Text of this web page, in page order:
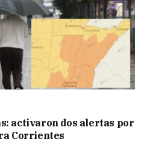
activaron dos alertas por
Corrientes